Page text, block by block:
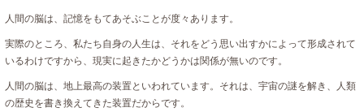
人間の脳は、記憶をもてあそぶことが度々あります。
実際のところ、私たち自身の人生は、それをどう思い出すかによって形成されて
いるわけですから、現実に起きたかどうかは関係が無いのです。
人間の脳は、地上最高の装置といわれています。それは、宇宙の謎を解き、人類
の歴史を書き換えてきた装置だからです。